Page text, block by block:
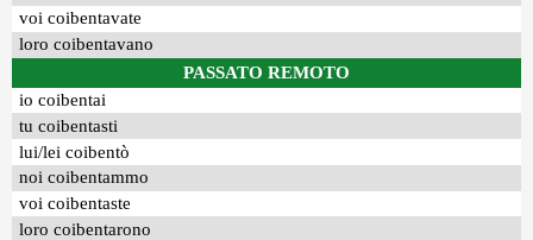
voi coibentavate
loro coibentavano
PASSATO REMOTO
io coibentai
tu coibentasti
lui/lei coibentò
noi coibentammo
voi coibentaste
loro coibentarono